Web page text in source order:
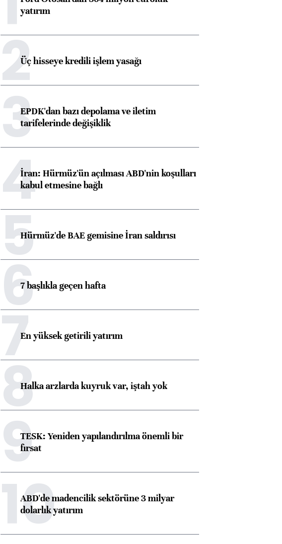
yatırım
2Üç hisseye kredili işlem yasağı
3EPDK'dan bazı depolama ve iletim
tarifelerinde değişiklik
4İran: Hürmüz'ün açılması ABD'nin koşulları
kabul etmesine bağlı
5Hürmüz'de BAE gemisine İran saldırısı
67 başlıkla geçen hafta
7En yüksek getirili yatırım
8Halka arzlarda kuyruk var, iştah yok
9TESK: Yeniden yapılandırılma önemli bir
fırsat
10
ABD'de madencilik sektörüne 3 milyar
dolarlık yatırım